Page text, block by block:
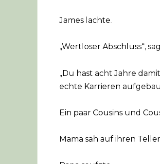
James lachte.
„Wertloser Abschluss“,
„Du hast acht Jahre
echte Karrieren
Ein paar Cousins und
Mama sah auf ihren